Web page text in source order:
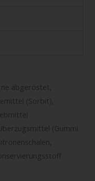
abgeröstet,
(Sorbit),
(Gummi